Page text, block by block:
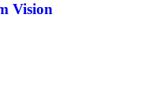
Vision